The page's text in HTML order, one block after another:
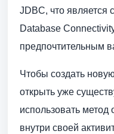
JDBC, что является
Database
предпочтительным
Чтобы создать
открыть уже
использовать
внутри своей